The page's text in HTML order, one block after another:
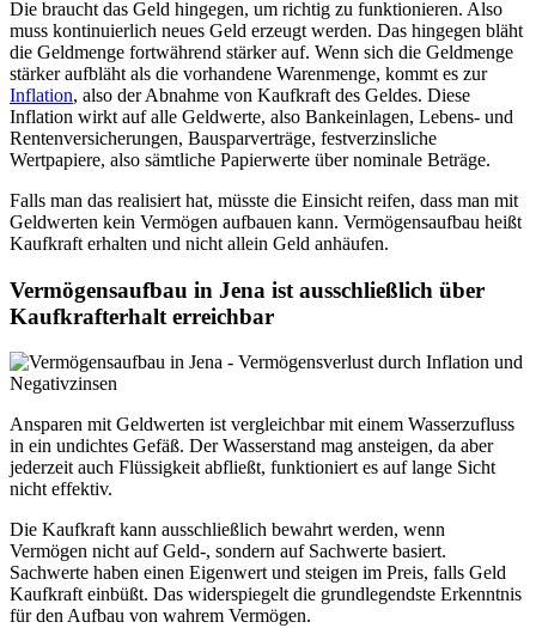
Die braucht das Geld hingegen, um richtig zu funktionieren. Also
muss kontinuierlich neues Geld erzeugt werden. Das hingegen bläht
die Geldmenge fortwährend stärker auf. Wenn sich die Geldmenge
stärker aufbläht als die vorhandene Warenmenge, kommt es zur
Inflation, also der Abnahme von Kaufkraft des Geldes. Diese
Inflation wirkt auf alle Geldwerte, also Bankeinlagen, Lebens- und
Rentenversicherungen, Bausparverträge, festverzinsliche
Wertpapiere, also sämtliche Papierwerte über nominale Beträge.
Falls man das realisiert hat, müsste die Einsicht reifen, dass man mit
Geldwerten kein Vermögen aufbauen kann. Vermögensaufbau heißt
Kaufkraft erhalten und nicht allein Geld anhäufen.
Vermögensaufbau in Jena ist ausschließlich über
Kaufkrafterhalt erreichbar
Ansparen mit Geldwerten ist vergleichbar mit einem Wasserzufluss
in ein undichtes Gefäß. Der Wasserstand mag ansteigen, da aber
jederzeit auch Flüssigkeit abfließt, funktioniert es auf lange Sicht
nicht effektiv.
Die Kaufkraft kann ausschließlich bewahrt werden, wenn
Vermögen nicht auf Geld-, sondern auf Sachwerte basiert.
Sachwerte haben einen Eigenwert und steigen im Preis, falls Geld
Kaufkraft einbüßt. Das widerspiegelt die grundlegendste Erkenntnis
für den Aufbau von wahrem Vermögen.